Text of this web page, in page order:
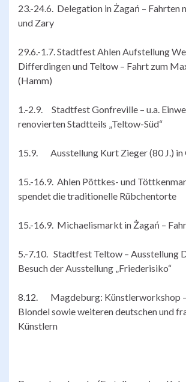
23.-24.6. Delegation in Żagań – Fahrten
und Zary
29.6.-1.7. Stadtfest Ahlen Aufstellung
Differdingen und Teltow – Fahrt zum
(Hamm)
1.-2.9. Stadtfest Gonfreville – u.a.
renovierten Stadtteils „Teltow-Süd“
15.9. Ausstellung Kurt Zieger (80 J.) in
15.-16.9. Ahlen Pöttkes- und
spendet die traditionelle Rübchentorte
15.-16.9. Michaelismarkt in Żagań –
5.-7.10. Stadtfest Teltow – Ausstellung
Besuch der Ausstellung „Friederisiko“
8.12. Magdeburg: Künstlerworkshop
Blondel sowie weiteren deutschen und
Künstlern